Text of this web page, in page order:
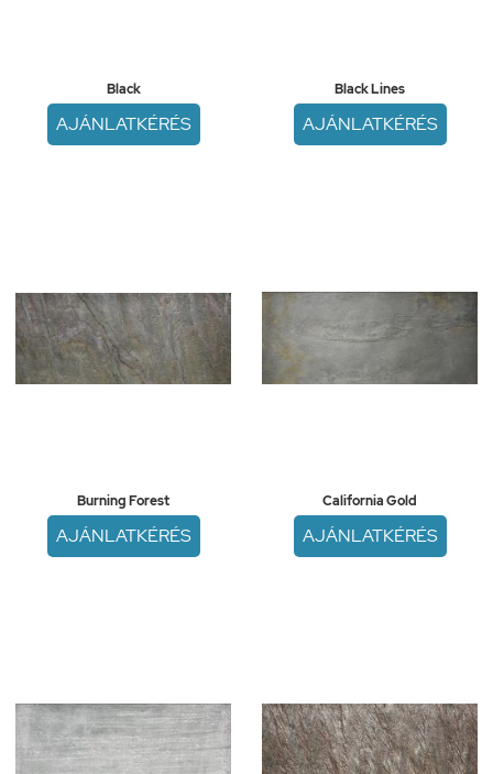
Black
AJÁNLATKÉRÉS
Black Lines
AJÁNLATKÉRÉS
Burning Forest
AJÁNLATKÉRÉS
California Gold
AJÁNLATKÉRÉS